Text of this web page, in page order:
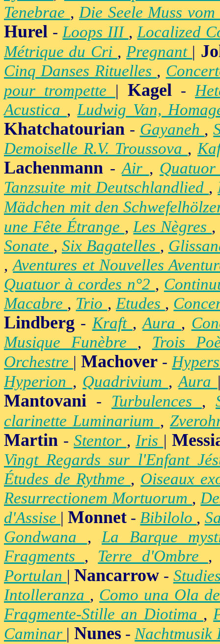
Tenebrae ,Die Seele Muss
Hurel -Loops III ,Localized
Métrique du Cri ,Pregnant |
Cinq Danses Rituelles ,
pour trompette | Kagel -
Acustica ,Ludwig Van,
Khatchatourian - Gayaneh ,
Demoiselle R.V. Troussova ,
Lachenmann -Air ,
Tanzsuite mit Deutschlandlied ,
Mädchen mit den
une Fête Étrange ,Les Nègres ,
Sonate , Six Bagatelles ,
,Aventures et Nouvelles
Quatuor à cordes n°2 ,
Macabre , Trio ,Etudes ,
Lindberg -Kraft ,Aura ,
Musique Funèbre , Trois
Orchestre | Machover -
Hyperion , Quadrivium ,Aura
Mantovani - Turbulences ,
clarinette Luminarium ,
Martin - Stentor , Iris |
Vingt Regards sur l'Enfant
Études de Rythme , Oiseaux
Resurrectionem Mortuorum ,
d'Assise |Monnet -Bibilolo ,
Gondwana ,La Barque
Fragments , Terre d'Ombre
Portulan |Nancarrow -
Intolleranza , Como una Ola
Fragmente-Stille an Diotima ,
Caminar | Nunes-